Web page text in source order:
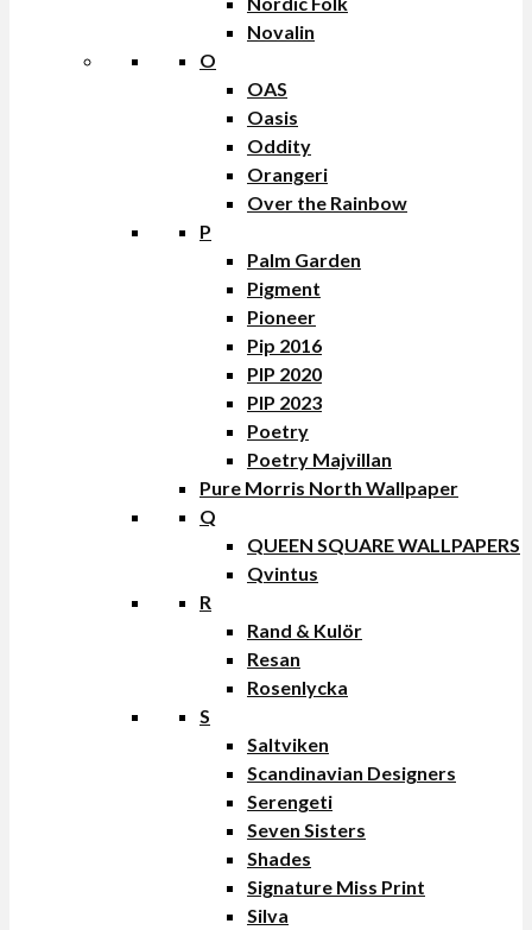
Novalin
O
OAS
Oasis
Oddity
Orangeri
Over the Rainbow
P
Palm Garden
Pigment
Pioneer
Pip 2016
PIP 2020
PIP 2023
Poetry
Poetry Majvillan
Pure Morris North Wallpaper
Q
QUEEN SQUARE WALLPAPERS
Qvintus
R
Rand & Kulör
Resan
Rosenlycka
S
Saltviken
Scandinavian Designers
Serengeti
Seven Sisters
Shades
Signature Miss Print
Silva